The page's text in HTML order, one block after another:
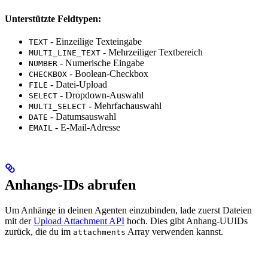
Unterstützte Feldtypen:
TEXT - Einzeilige Texteingabe
MULTI_LINE_TEXT - Mehrzeiliger Textbereich
NUMBER - Numerische Eingabe
CHECKBOX - Boolean-Checkbox
FILE - Datei-Upload
SELECT - Dropdown-Auswahl
MULTI_SELECT - Mehrfachauswahl
DATE - Datumsauswahl
EMAIL - E-Mail-Adresse
Anhangs-IDs abrufen
Um Anhänge in deinen Agenten einzubinden, lade zuerst Dateien
mit derUpload Attachment API hoch. Dies gibt Anhang-UUIDs
zurück, die du im attachments Array verwenden kannst.